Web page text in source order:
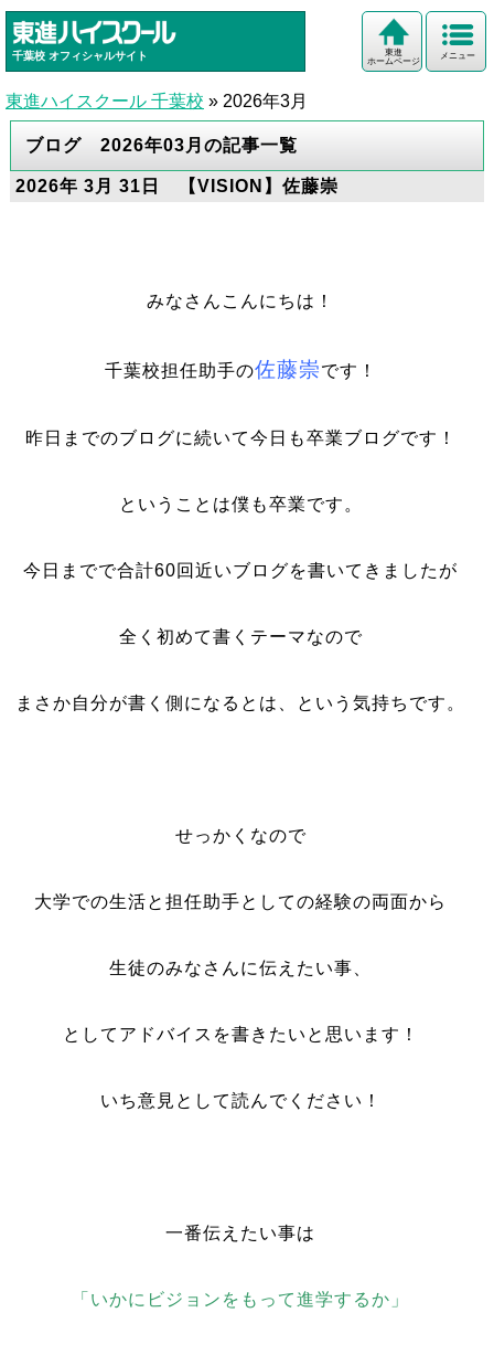
千葉校 オフィシャルサイト メニュー
東進
ホームページ
東進ハイスクール 千葉校 » 2026年3月
ブログ 2026年03月の記事一覧
2026年 3月 31日 【VISION】佐藤崇
みなさんこんにちは！
千葉校担任助手の佐藤崇です！
昨日までのブログに続いて今日も卒業ブログです！
ということは僕も卒業です。
今日までで合計60回近いブログを書いてきましたが
全く初めて書くテーマなので
まさか自分が書く側になるとは、という気持ちです。
せっかくなので
大学での生活と担任助手としての経験の両面から
生徒のみなさんに伝えたい事、
としてアドバイスを書きたいと思います！
いち意見として読んでください！
一番伝えたい事は
「いかにビジョンをもって進学するか」